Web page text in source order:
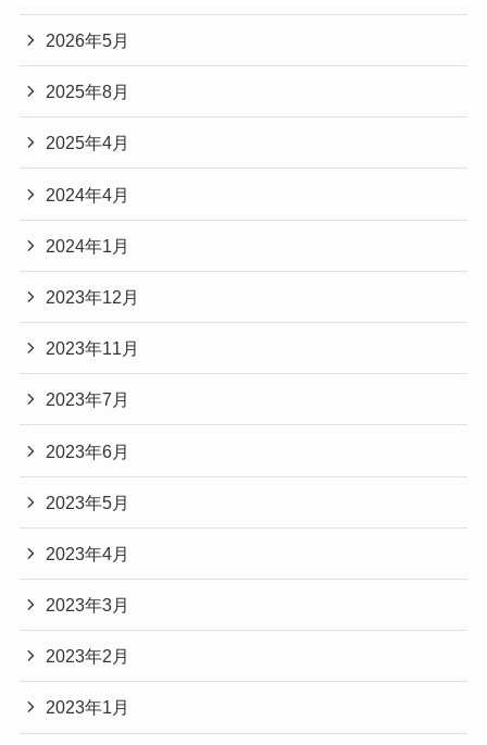
2026年5月
2025年8月
2025年4月
2024年4月
2024年1月
2023年12月
2023年11月
2023年7月
2023年6月
2023年5月
2023年4月
2023年3月
2023年2月
2023年1月